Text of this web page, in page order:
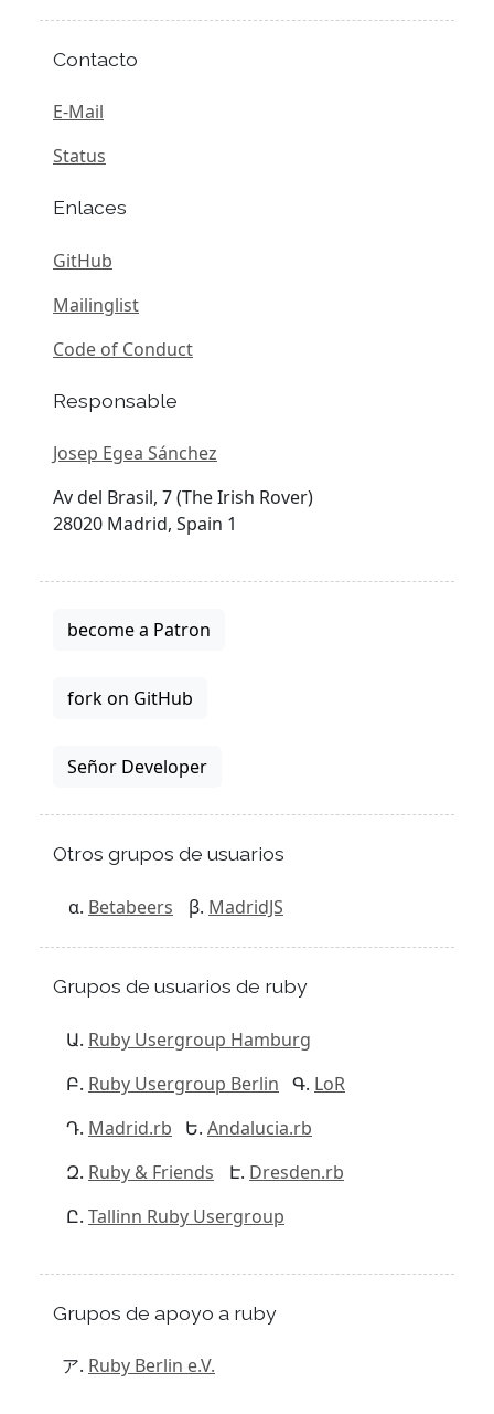
Contacto
E-Mail
Status
Enlaces
GitHub
Mailinglist
Code of Conduct
Responsable
Josep Egea Sánchez
Av del Brasil, 7 (The Irish Rover)
28020 Madrid, Spain 1
become a Patron
fork on GitHub
Señor Developer
Otros grupos de usuarios
Betabeers MadridJS
Grupos de usuarios de ruby
Ruby Usergroup Hamburg
Ruby Usergroup Berlin
LoR
Madrid.rb
Andalucia.rb
Ruby & Friends
Dresden.rb
Tallinn Ruby Usergroup
Grupos de apoyo a ruby
Ruby Berlin e.V.